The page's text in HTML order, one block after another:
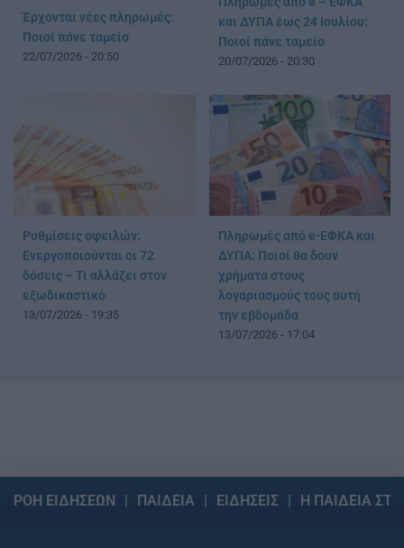
Έρχονται νέες πληρωμές:
Ποιοί πάνε ταμείο
22/07/2026 - 20:50
και ΔΥΠΑ έως 24 Ιουλίου:
Ποιοί πάνε ταμείο
20/07/2026 - 20:30
Ρυθμίσεις οφειλών:
Ενεργοποιούνται οι 72
δόσεις – Τι αλλάζει στον
εξωδικαστικό
13/07/2026 - 19:35
Πληρωμές από e-ΕΦΚΑ και
ΔΥΠΑ: Ποιοί θα δουν
χρήματα στους
λογαριασμούς τους αυτή
την εβδομάδα
13/07/2026 - 17:04
ΡΟΗ ΕΙΔΗΣΕΩΝ ΠΑΙΔΕΙΑ ΕΙΔΗΣΕΙΣ Η ΠΑΙΔΕΙΑ